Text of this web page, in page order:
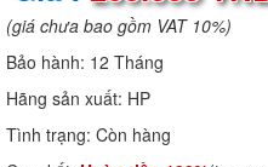
(giá chưa bao gồm VAT 10%)
Bảo hành: 12 Tháng
Hãng sản xuất: HP
Tình trạng: Còn hàng